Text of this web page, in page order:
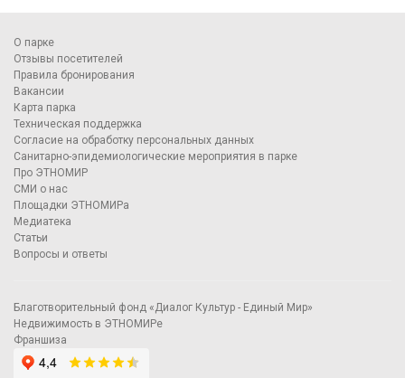
О парке
Отзывы посетителей
Правила бронирования
Вакансии
Карта парка
Техническая поддержка
Согласие на обработку персональных данных
Санитарно-эпидемиологические мероприятия в парке
Про ЭТНОМИР
СМИ о нас
Площадки ЭТНОМИРа
Медиатека
Статьи
Вопросы и ответы
Благотворительный фонд «Диалог Культур - Единый Мир»
Недвижимость в ЭТНОМИРе
Франшиза